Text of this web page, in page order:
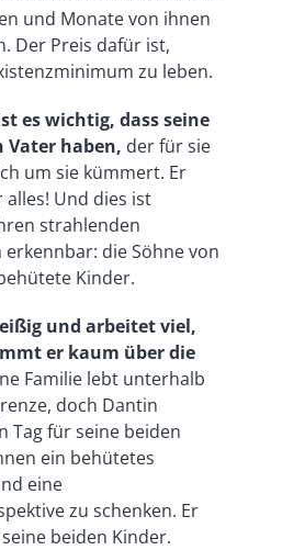
und Monate von ihnen
Der Preis dafür ist,
zu leben.
es wichtig, dass seine
Vater haben, der für sie
um sie kümmert. Er
alles! Und dies ist
strahlenden
erkennbar: die Söhne von
Kinder.
und arbeitet viel,
er kaum über die
Familie lebt unterhalb
doch Dantin
Tag für seine beiden
ein behütetes
eine
zu schenken. Er
beiden Kinder.